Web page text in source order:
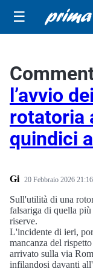
☰
l’avvio
rotatoria
quindici
Gi 20 Febbraio 2026 21:16
Sull'utilità di una
falsariga di quella più
riserve.
L'incidente di ieri,
mancanza del
arrivato sulla via
infilandosi davanti